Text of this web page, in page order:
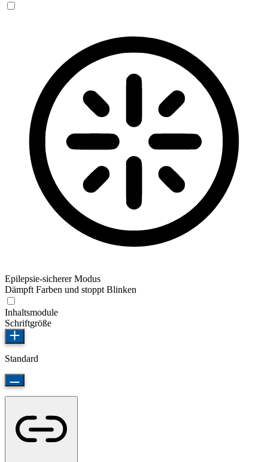
Epilepsie-sicherer Modus
Dämpft Farben und stoppt Blinken
Inhaltsmodule
Schriftgröße
Standard